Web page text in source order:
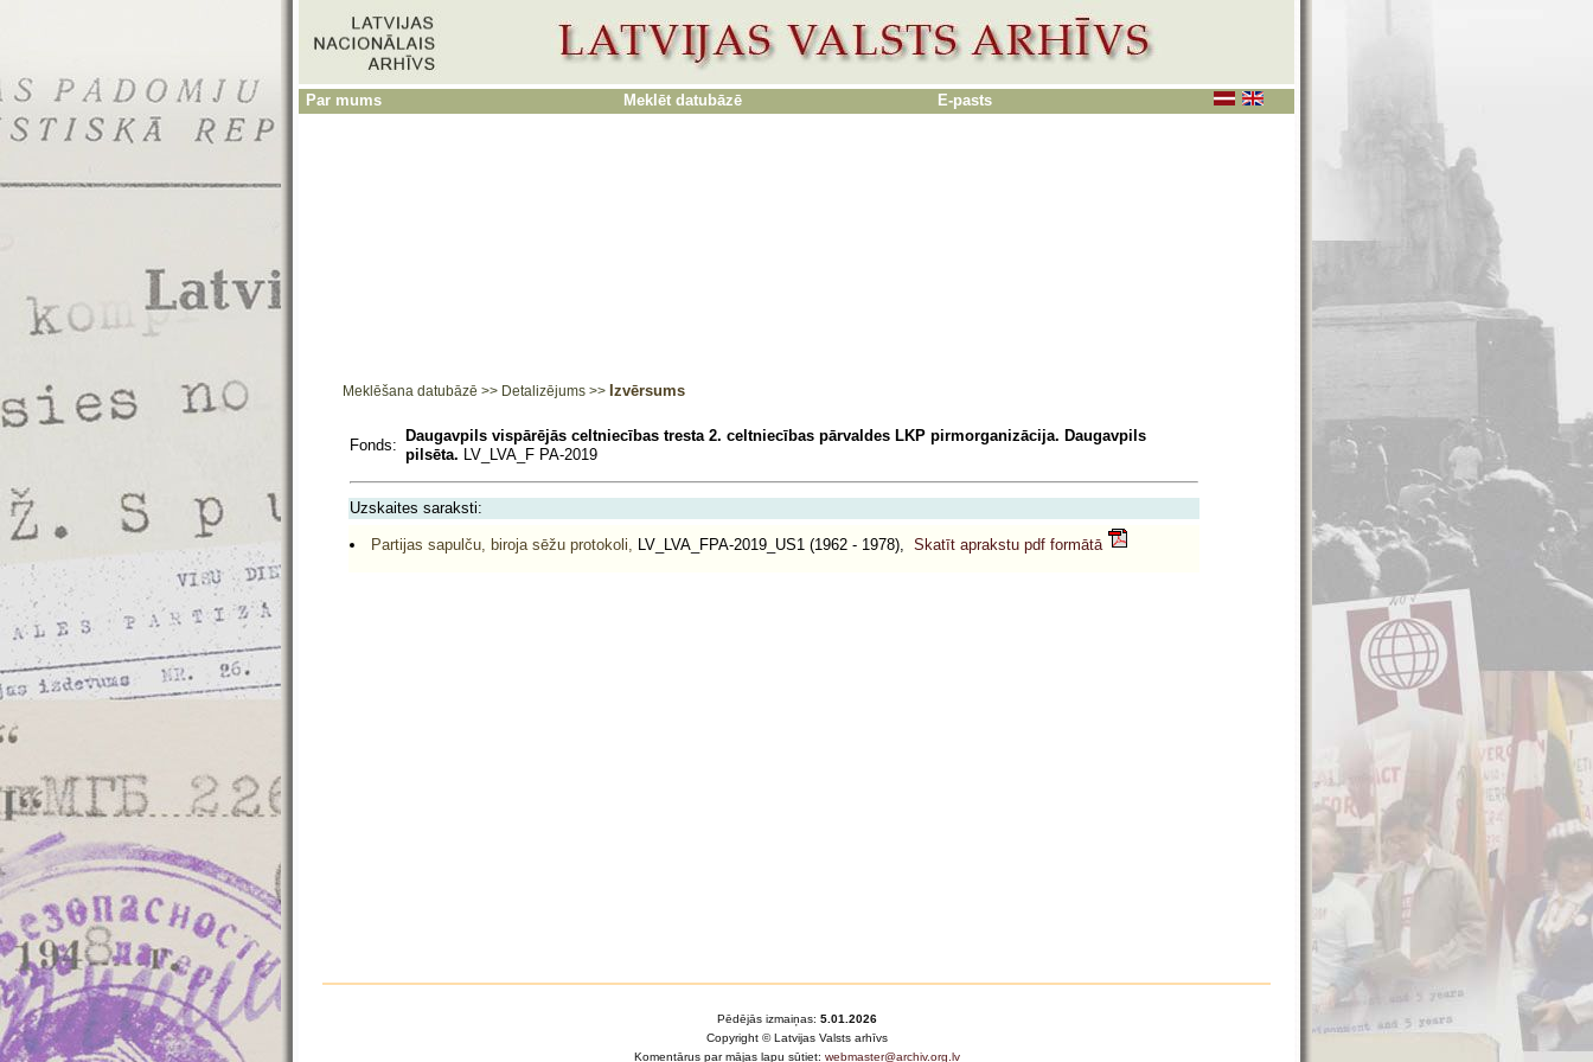
Par mums Meklēt datubāzē E-pasts
Meklēšana datubāzē >> Detalizējums >> Izvērsums
Fonds:
Daugavpils vispārējās celtniecības tresta 2. celtniecības pārvaldes LKP pirmorganizācija. Daugavpils
pilsēta. LV_LVA_F PA-2019
Uzskaites saraksti:
Partijas sapulču, biroja sēžu protokoli, LV_LVA_FPA-2019_US1 (1962 - 1978), Skatīt aprakstu pdf formātā
Pēdējās izmaiņas: 5.01.2026
Copyright © Latvijas Valsts arhīvs
Komentārus par mājas lapu sūtiet: webmaster@archiv.org.lv